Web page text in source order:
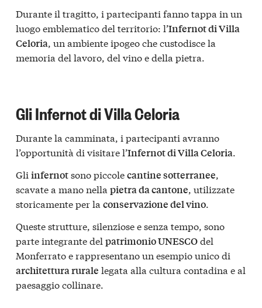
Durante il tragitto, i partecipanti fanno tappa in un
luogo emblematico del territorio: l’Infernot di Villa
Celoria, un ambiente ipogeo che custodisce la
memoria del lavoro, del vino e della pietra.
Gli Infernot di Villa Celoria
Durante la camminata, i partecipanti avranno
l’opportunità di visitare l’Infernot di Villa Celoria.
Gli infernotsono piccolecantine sotterranee,
scavate a mano nella pietra da cantone, utilizzate
storicamente per la conservazione del vino.
Queste strutture, silenziose e senza tempo, sono
parte integrante del patrimonio UNESCOdel
Monferrato e rappresentano un esempio unico di
architettura rurale legata alla cultura contadina e al
paesaggio collinare.